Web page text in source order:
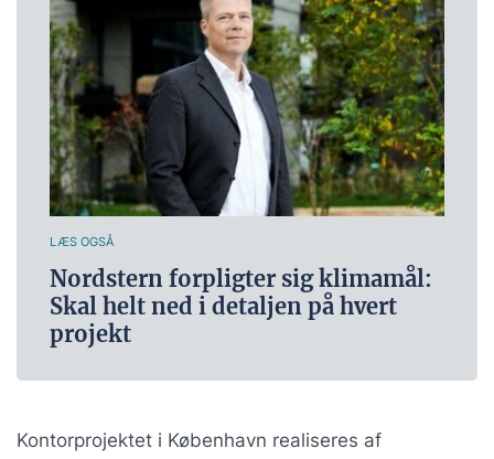
LÆS OGSÅ
Nordstern forpligter sig klimamål:
Skal helt ned i detaljen på hvert
projekt
Kontorprojektet i København realiseres af